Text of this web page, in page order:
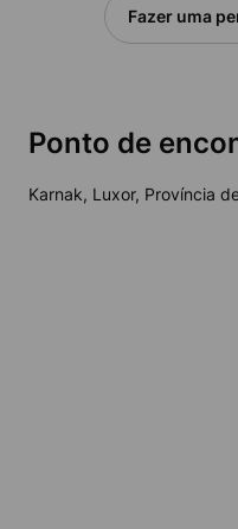
Fazer uma
Ponto de
Karnak, Luxor, Província